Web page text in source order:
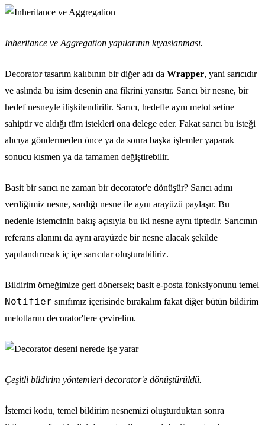
Inheritance ve Aggregation yapılarının kıyaslanması.
Decorator tasarım kalıbının bir diğer adı da Wrapper, yani sarıcıdır
ve aslında bu isim desenin ana fikrini yansıtır. Sarıcı bir nesne, bir
hedef nesneyle ilişkilendirilir. Sarıcı, hedefle aynı metot setine
sahiptir ve aldığı tüm istekleri ona delege eder. Fakat sarıcı bu isteği
alıcıya göndermeden önce ya da sonra başka işlemler yaparak
sonucu kısmen ya da tamamen değiştirebilir.
Basit bir sarıcı ne zaman bir decorator'e dönüşür? Sarıcı adını
verdiğimiz nesne, sardığı nesne ile aynı arayüzü paylaşır. Bu
nedenle istemcinin bakış açısıyla bu iki nesne aynı tiptedir. Sarıcının
referans alanını da aynı arayüzde bir nesne alacak şekilde
yapılandırırsak iç içe sarıcılar oluşturabiliriz.
Bildirim örneğimize geri dönersek; basit e-posta fonksiyonunu temel
Notifier sınıfımız içerisinde bırakalım fakat diğer bütün bildirim
metotlarını decorator'lere çevirelim.
Çeşitli bildirim yöntemleri decorator'e dönüştürüldü.
İstemci kodu, temel bildirim nesnemizi oluşturduktan sonra